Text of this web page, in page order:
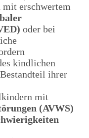
erschwertem
oder bei
kindlichen
ihrer
mit
(AVWS)